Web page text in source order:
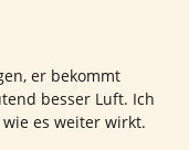
er bekommt
besser Luft. Ich
es weiter wirkt.